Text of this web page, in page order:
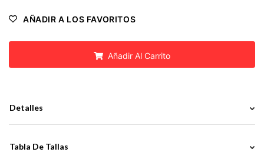
AÑADIR A LOS FAVORITOS
Añadir Al Carrito
Detalles
Tabla De Tallas